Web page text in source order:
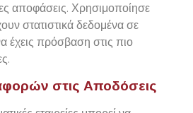
αποφάσεις. Χρησιμοποίησε
στατιστικά δεδομένα σε
έχεις πρόσβαση στις πιο
στις Αποδόσεις